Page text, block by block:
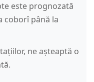
este prognozată
coborî până la
ne așteaptă o